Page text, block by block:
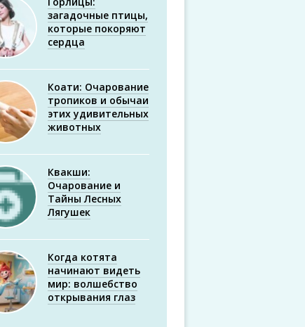
загадочные птицы,
которые покоряют
сердца
Коати: Очарование
тропиков и обычаи
этих удивительных
животных
Квакши:
Очарование и
Тайны Лесных
Лягушек
Когда котята
начинают видеть
мир: волшебство
открывания глаз